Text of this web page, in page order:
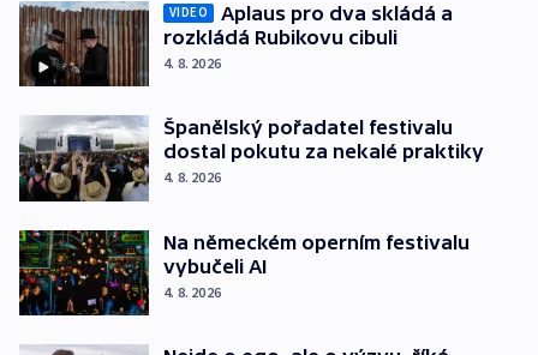
VIDEO
Aplaus pro dva skládá a
rozkládá Rubikovu cibuli
4. 8. 2026
Španělský pořadatel festivalu
dostal pokutu za nekalé praktiky
4. 8. 2026
Na německém operním festivalu
vybučeli AI
4. 8. 2026